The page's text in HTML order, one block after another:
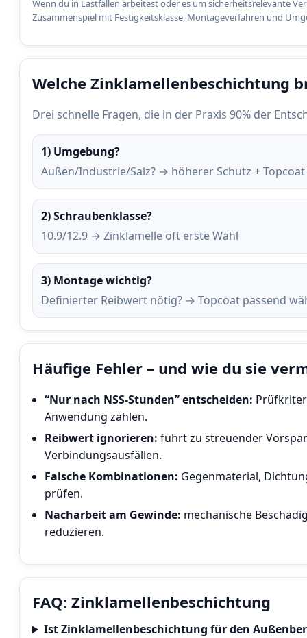
Wenn du in Lastfällen arbeitest oder es um sicherheitsrelevante
Zusammenspiel mit Festigkeitsklasse, Montageverfahren und
Welche Zinklamellenbeschichtung
Drei schnelle Fragen, die in der Praxis 90% der
1) Umgebung?
Außen/Industrie/Salz? → höherer Schutz + Topcoat
2) Schraubenklasse?
10.9/12.9 → Zinklamelle oft erste Wahl
3) Montage wichtig?
Definierter Reibwert nötig? → Topcoat passend
Häufige Fehler – und wie du sie
“Nur nach NSS-Stunden” entscheiden:
Anwendung zählen.
Reibwert ignorieren: führt zu streuender
Verbindungsausfällen.
Falsche Kombinationen: Gegenmaterial,
prüfen.
Nacharbeit am Gewinde: mechanische
reduzieren.
FAQ: Zinklamellenbeschichtung
Ist Zinklamellenbeschichtung für den